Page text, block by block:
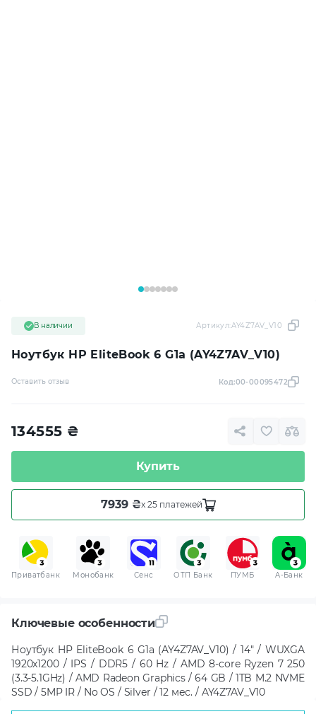
Ноутбук HP EliteBook 6 G1a (AY4Z7AV_V10)
В наличии Артикул:AY4Z7AV_V10
Оставить отзыв Код:00-00095472
134555 ₴
Купить
7939 ₴x 25 платежей
Приватбанк Монобанк Сенс ОТП Банк ПУМБ A-Банк
Ключевые особенности
Ноутбук HP EliteBook 6 G1a (AY4Z7AV_V10) / 14" / WUXGA
1920x1200 / IPS / DDR5 / 60 Hz / AMD 8-core Ryzen 7 250
(3.3-5.1GHz) / AMD Radeon Graphics / 64 GB / 1TB M.2 NVME
SSD / 5MP IR / No OS / Silver / 12 мес. / AY4Z7AV_V10